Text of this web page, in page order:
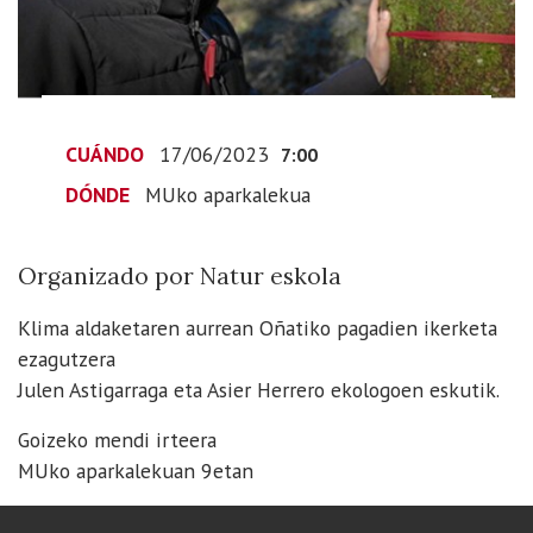
17T09:00:00+02:00
2023-
17T09:00:00+02:00
Organizado
eskola
CUÁNDO 17/06/2023 7:00
DÓNDE MUko aparkalekua
Organizado por Natur eskola
Klima aldaketaren aurrean Oñatiko pagadien ikerketa
ezagutzera
Julen Astigarraga eta Asier Herrero ekologoen eskutik.
Goizeko mendi irteera
MUko aparkalekuan 9etan